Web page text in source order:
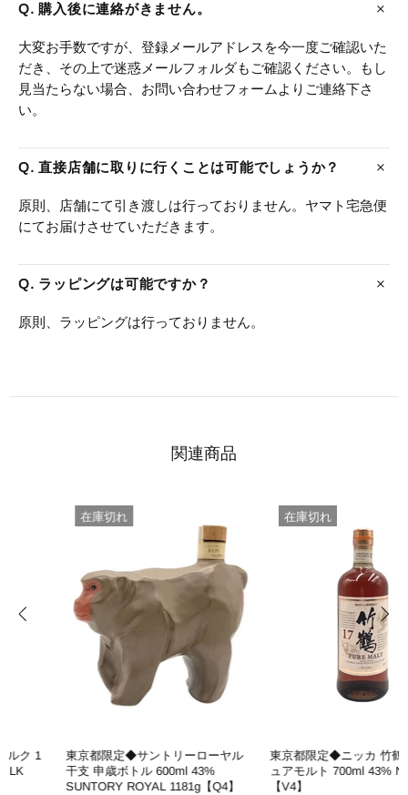
Q. 購入後に連絡がきません。
大変お手数ですが、登録メールアドレスを今一度ご確認いた
だき、その上で迷惑メールフォルダもご確認ください。もし
見当たらない場合、お問い合わせフォームよりご連絡下さ
い。
Q. 直接店舗に取りに行くことは可能でしょうか？
原則、店舗にて引き渡しは行っておりません。ヤマト宅急便
にてお届けさせていただきます。
Q. ラッピングは可能ですか？
原則、ラッピングは行っておりません。
関連商品
東京都限定◆サントリーローヤル
干支 申歳ボトル 600ml 43%
SUNTORY ROYAL 1181g【Q4】
東京都限定◆ニッカ 竹鶴 17年 ピ
ュアモルト 700ml 43% NIKKA
【V4】